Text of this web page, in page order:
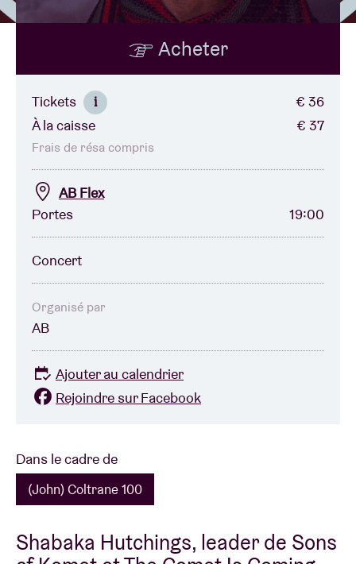
Location de salles
BRDCST
ABtv
Chèque-concert
À propos de l'AB
Contact
Dans le cadre de
(John) Coltrane 100
Shabaka Hutchings, leader de Sons
Acheter
Tickets i
€ 36
À la caisse
€ 37
Frais de résa compris
AB Flex
Portes
19:00
Concert
Organisé par
AB
Ajouter au calendrier
Rejoindre sur Facebook